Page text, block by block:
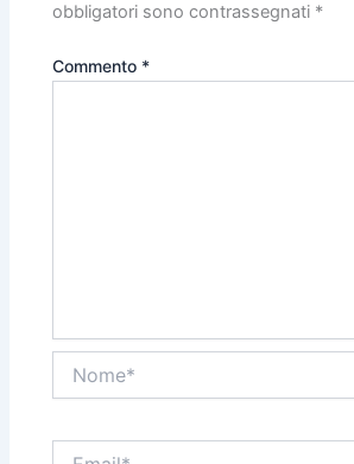
obbligatori sono contrassegnati *
Commento *